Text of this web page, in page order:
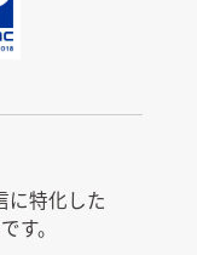
に特化した
す。